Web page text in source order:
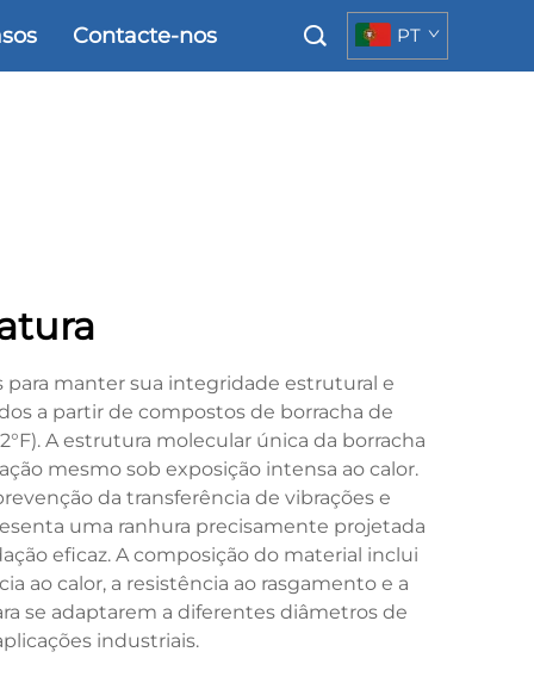
Contacte-nos PT
para manter sua integridade estrutural e
a partir de compostos de borracha de
A estrutura molecular única da borracha
mesmo sob exposição intensa ao calor.
da transferência de vibrações e
uma ranhura precisamente projetada
eficaz. A composição do material inclui
ao calor, a resistência ao rasgamento e a
se adaptarem a diferentes diâmetros de
industriais.